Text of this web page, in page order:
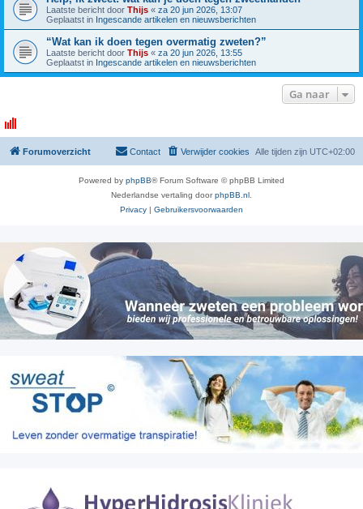
Laatste bericht door Thijs « za 20 jun 2026, 13:07
Geplaatst in Ingescande artikelen en nieuwsberichten
“Wat kan ik doen tegen overmatig zweten?”
Laatste bericht door Thijs « za 20 jun 2026, 13:55
Geplaatst in Ingescande artikelen en nieuwsberichten
Ga naar
Forumoverzicht Alle tijden zijn UTC+02:00
Verwijder cookies
Contact
Powered by phpBB® Forum Software © phpBB Limited
Nederlandse vertaling doorphpBB.nl
Privacy | Gebruikersvoorwaarden